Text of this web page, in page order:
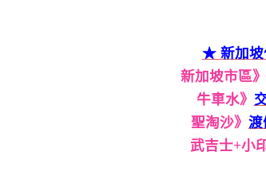
★ 新加坡
新加坡市區》
牛車水》
聖淘沙》 渡
武吉士+小